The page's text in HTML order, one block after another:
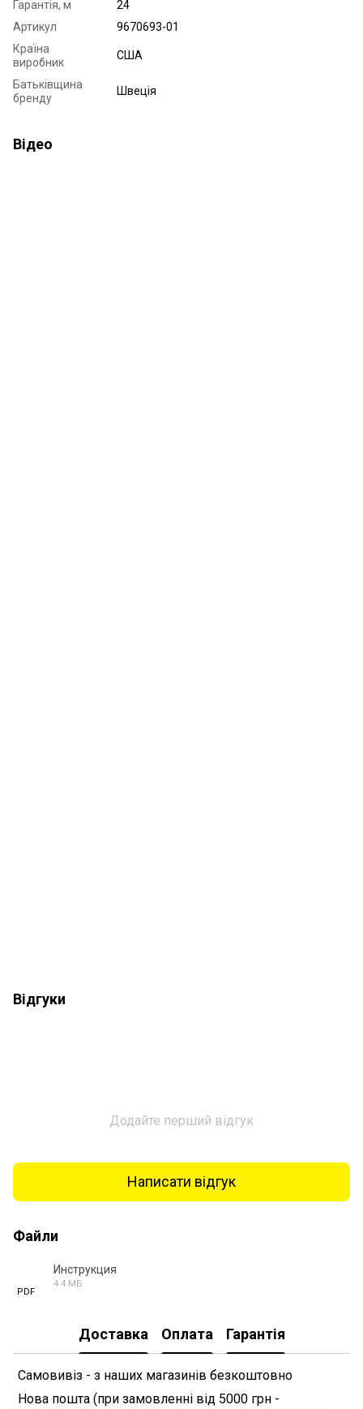
Гарантія, м
24
Артикул
9670693-01
Країна
виробник
США
Батьківщина
бренду
Швеція
Відео
Відгуки
Додайте перший відгук
Написати відгук
Файли
PDF
Инструкция
4.4 МБ
Доставка Оплата Гарантія
Самовивіз - з наших магазинів безкоштовно
Нова пошта (при замовленні від 5000 грн -